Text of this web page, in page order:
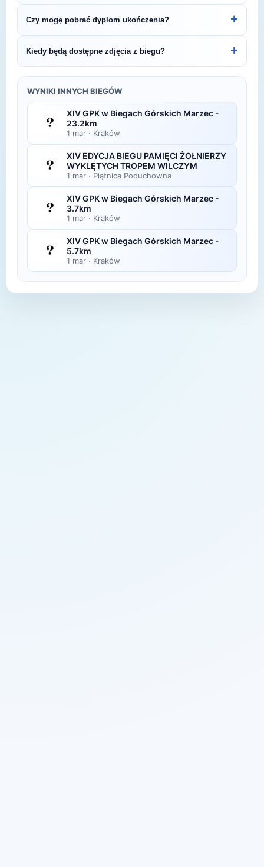
by być na bieżąco z datą kolejnej edycji
Legendarna 5-tka.
organizatora lub platformie pomiarowej podanej na
bibie startowym. Wyniki zawierają czas brutto i
netto, a często też pozycję wśród wszystkich
uczestników i w kategorii wiekowej.
Czy mogę pobrać dyplom ukończenia? +
elektroniczne dyplomy do pobrania ze strony
organizatora po opublikowaniu oficjalnych
Kiedy będą dostępne zdjęcia z biegu? +
w ciągu kilku dni po zawodach na swojej stronie
lub fanpage'u na Facebooku.
WYNIKI INNYCH BIEGÓW
XIV GPK w Biegach Górskich Marzec -
23.2km
1 mar · Kraków
XIV EDYCJA BIEGU PAMIĘCI ŻOŁNIERZY
WYKLĘTYCH TROPEM WILCZYM
1 mar · Piątnica Poduchowna
XIV GPK w Biegach Górskich Marzec -
3.7km
1 mar · Kraków
XIV GPK w Biegach Górskich Marzec -
5.7km
1 mar · Kraków